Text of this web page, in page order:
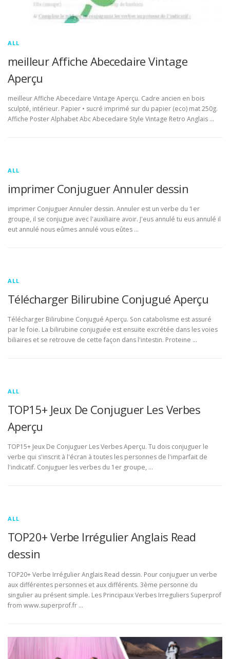
ALL
meilleur Affiche Abecedaire Vintage
Aperçu
meilleur Affiche Abecedaire Vintage Aperçu. Cadre ancien en bois
sculpté, intérieur. Papier • sucré imprimé sur du papier (eco) mat 250g.
Affiche Poster Alphabet Abc Abecedaire Style Vintage Retro Anglais …
ALL
imprimer Conjuguer Annuler dessin
imprimer Conjuguer Annuler dessin. Annuler est un verbe du 1er
groupe, il se conjugue avec l'auxiliaire avoir. J'eus annulé tu eus annulé il
eut annulé nous eûmes annulé vous eûtes …
ALL
Télécharger Bilirubine Conjugué Aperçu
Télécharger Bilirubine Conjugué Aperçu. Son catabolisme est assuré
par le foie. La bilirubine conjuguée est ensuite excrétée dans les voies
biliaires et se retrouve de cette façon dans l'intestin. Proteine …
ALL
TOP15+ Jeux De Conjuguer Les Verbes
Aperçu
TOP15+ Jeux De Conjuguer Les Verbes Aperçu. Tu dois conjuguer le
verbe qui s'inscrit à l'écran à toutes les personnes de l'imparfait de
l'indicatif. Conjuguer les verbes du 1er groupe, …
ALL
TOP20+ Verbe Irrégulier Anglais Read
dessin
TOP20+ Verbe Irrégulier Anglais Read dessin. Pour conjuguer un verbe
aux différentes personnes et aux différents. 3ème personne du
singulier au présent simple. Les Principaux Verbes Irreguliers Superprof
from www.superprof.fr …